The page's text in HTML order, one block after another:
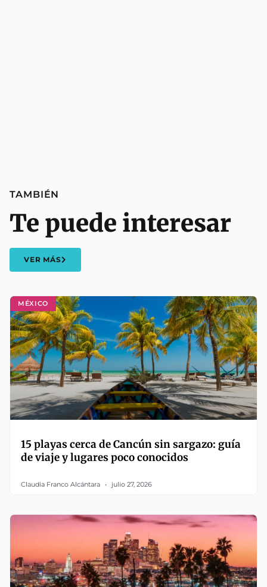
MÉXICO
15 playas cerca de Cancún sin sargazo: guía
de viaje y lugares poco conocidos
Claudia Franco Alcántara julio 27, 2026
TAMBIÉN
Te puede interesar
VER MÁS